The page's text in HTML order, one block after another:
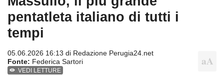
pentatleta italiano di tutti i
tempi
05.06.2026 16:13 di Redazione Perugia24.net
Fonte: Federica Sartori
VEDI LETTURE